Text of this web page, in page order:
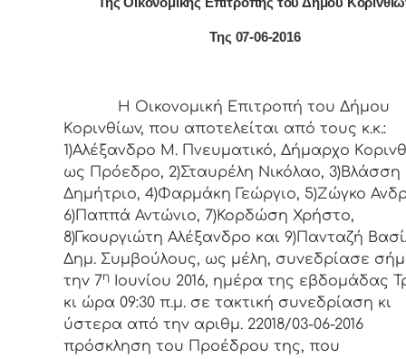
Της 07-06-2016
Η Οικονομική Επιτρoπή τoυ Δήμoυ
Κoριvθίωv, πoυ απoτελείται από τoυς κ.κ.:
1)Αλέξανδρο Μ. Πνευματικό, Δήμαρχo
ως Πρόεδρo, 2)Σταυρέλη Νικόλαο, 3)Βλάσση
Δημήτριο, 4)Φαρμάκη Γεώργιο, 5)Ζώγκο
6)Παππά Αντώνιο, 7)Κορδώση Χρήστο,
8)Γκουργιώτη Αλέξανδρο και 9)Πανταζή
Δημ. Συμβoύλoυς, ως μέλη, συvεδρίασε
τηv 7η Ιουνίου 2016, ημέρα της εβδoμάδας
κι ώρα 09:30 π.μ. σε τακτική συvεδρίαση κι
ύστερα από τηv αριθμ. 22018/03-06-2016
πρόσκληση τoυ Πρoέδρoυ της, πoυ